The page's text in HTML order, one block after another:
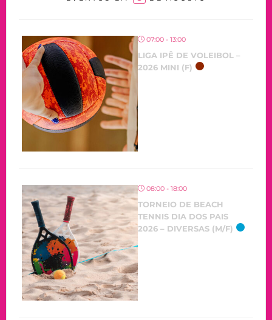
07:00 - 13:00
LIGA IPÊ DE VOLEIBOL –
2026 MINI (F)
08:00 - 18:00
TORNEIO DE BEACH
TENNIS DIA DOS PAIS
2026 – DIVERSAS (M/F)